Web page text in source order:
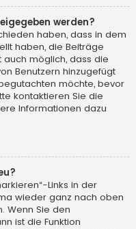
werden?
haben, dass in dem
haben, die Beiträge
auch möglich, dass die
Benutzern hinzugefügt
möchte, bevor
kontaktieren Sie die
Informationen dazu
Links in der
wieder ganz nach oben
Wenn Sie den
ist die Funktion